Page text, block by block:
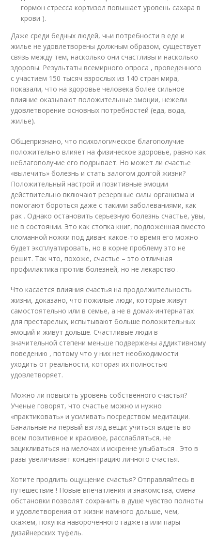
гормон стресса кортизол повышает уровень сахара в
крови ).
Даже среди бедных людей, чьи потребности в еде и
жилье не удовлетворены должным образом, существует
связь между тем, насколько они счастливы и насколько
здоровы. Результаты всемирного опроса , проведенного
с участием 150 тысяч взрослых из 140 стран мира,
показали, что на здоровье человека более сильное
влияние оказывают положительные эмоции, нежели
удовлетворение основных потребностей (еда, вода,
жилье).
Общепризнано, что психологическое благополучие
положительно влияет на физическое здоровье, равно как
неблагополучие его подрывает. Но может ли счастье
«вылечить» болезнь и стать залогом долгой жизни?
Положительный настрой и позитивные эмоции
действительно включают резервные силы организма и
помогают бороться даже с такими заболеваниями, как
рак . Однако остановить серьезную болезнь счастье, увы,
не в состоянии. Это как стопка книг, подложенная вместо
сломанной ножки под диван: какое-то время его можно
будет эксплуатировать, но в корне проблему это не
решит. Так что, похоже, счастье – это отличная
профилактика против болезней, но не лекарство .
Что касается влияния счастья на продолжительность
жизни, доказано, что пожилые люди, которые живут
самостоятельно или в семье, а не в домах-интернатах
для престарелых, испытывают больше положительных
эмоций и живут дольше. Счастливые люди в
значительной степени меньше подвержены аддиктивному
поведению , потому что у них нет необходимости
уходить от реальности, которая их полностью
удовлетворяет.
Можно ли повысить уровень собственного счастья?
Ученые говорят, что счастье можно и нужно
«практиковать» и усиливать посредством медитации.
Банальные на первый взгляд вещи: учиться видеть во
всем позитивное и красивое, расслабляться, не
зацикливаться на мелочах и искренне улыбаться . Это в
разы увеличивает концентрацию личного счастья.
Хотите продлить ощущение счастья? Отправляйтесь в
путешествие ! Новые впечатления и знакомства, смена
обстановки позволят сохранить в душе чувство полноты
и удовлетворения от жизни намного дольше, чем,
скажем, покупка навороченного гаджета или пары
дизайнерских туфель.